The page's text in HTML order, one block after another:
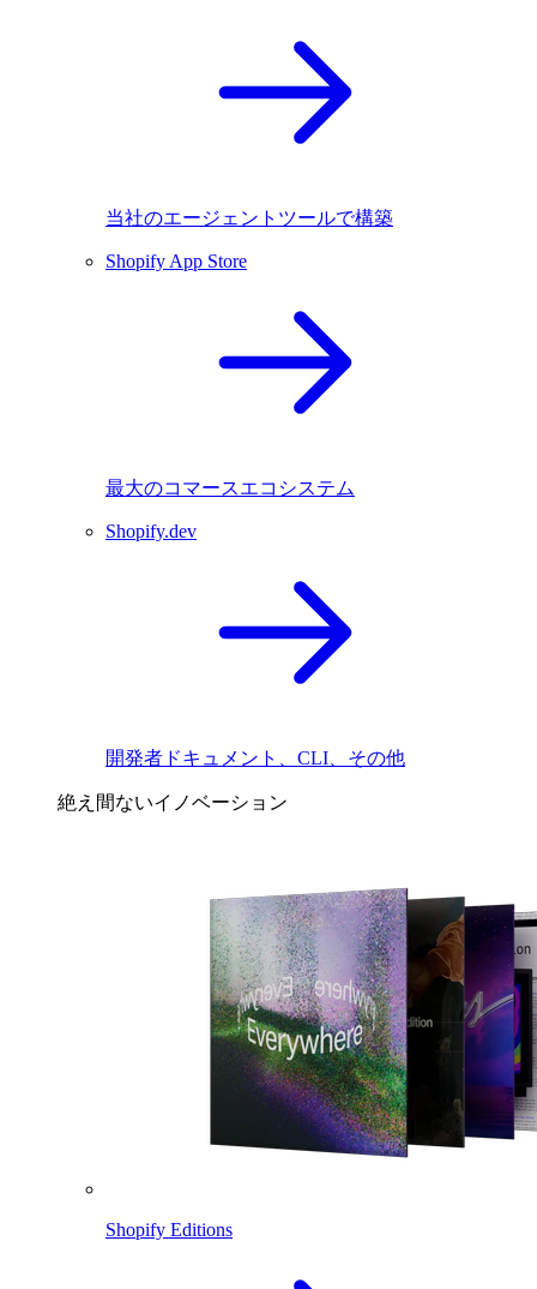
当社のエージェントツールで構築
Shopify App Store
最大のコマースエコシステム
Shopify.dev
開発者ドキュメント、CLI、その他
絶え間ないイノベーション
Shopify Editions